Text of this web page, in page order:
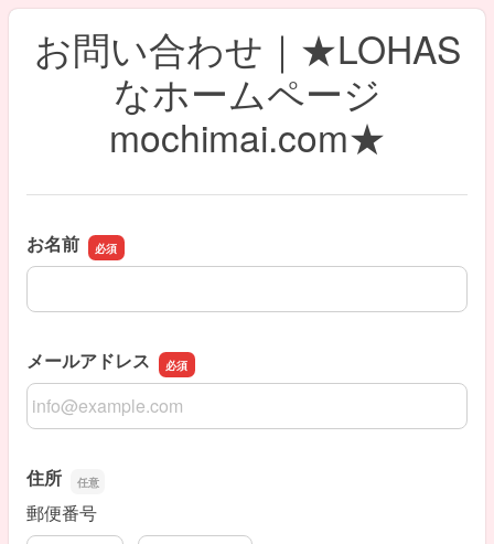
お問い合わせ｜★LOHAS
なホームページ
mochimai.com★
お名前
お名前
メールアドレス
メールアドレス
住所
郵便番号